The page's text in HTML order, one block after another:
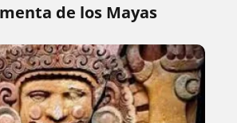
de los Mayas